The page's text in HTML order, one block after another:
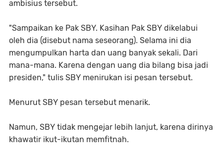
ambisius tersebut.
"Sampaikan ke Pak SBY. Kasihan Pak SBY dikelabui
oleh dia (disebut nama seseorang). Selama ini dia
mengumpulkan harta dan uang banyak sekali. Dari
mana-mana. Karena dengan uang dia bilang bisa jadi
presiden," tulis SBY menirukan isi pesan tersebut.
Menurut SBY pesan tersebut menarik.
Namun, SBY tidak mengejar lebih lanjut, karena dirinya
khawatir ikut-ikutan memfitnah.